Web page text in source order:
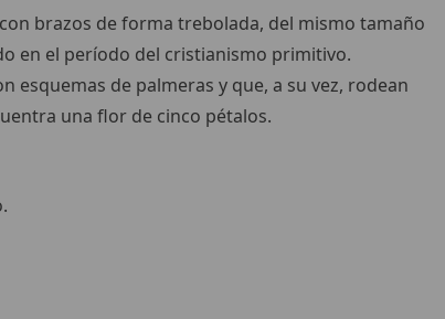
brazos de forma trebolada, del mismo tamaño
en el período del cristianismo primitivo.
esquemas de palmeras y que, a su vez, rodean
una flor de cinco pétalos.